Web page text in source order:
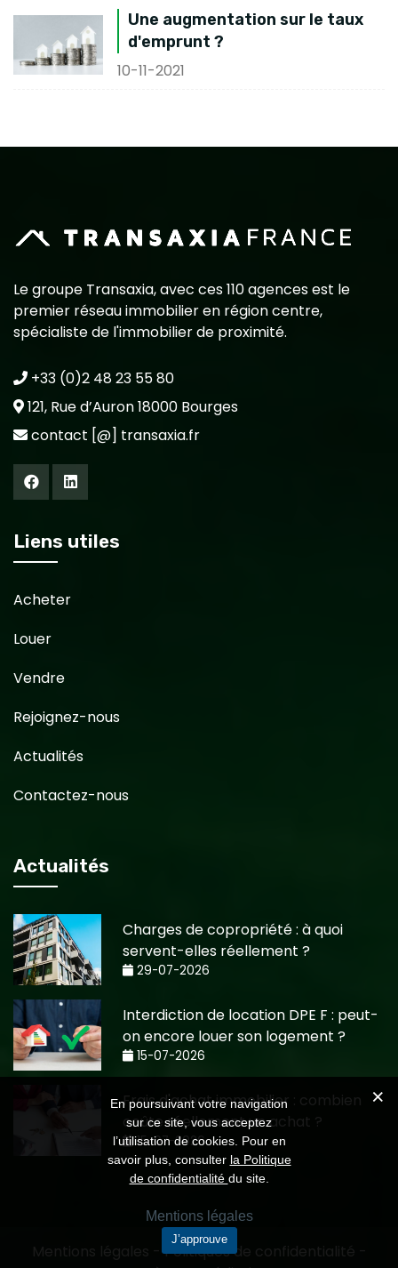
Une augmentation sur le taux
d'emprunt ?
10-11-2021
Le groupe Transaxia, avec ces 110 agences est le
premier réseau immobilier en région centre,
spécialiste de l'immobilier de proximité.
+33 (0)2 48 23 55 80
121, Rue d’Auron 18000 Bourges
contact [@] transaxia.fr
Liens utiles
Acheter
Louer
Vendre
Rejoignez-nous
Actualités
Contactez-nous
Actualités
Charges de copropriété : à quoi
servent-elles réellement ?
29-07-2026
Interdiction de location DPE F : peut-
on encore louer son logement ?
15-07-2026
Frais d'achat immobilier : combien
coûte réellement un achat ?
15-07-2026
-Politiques de confidentialité
En poursuivant votre navigation
sur ce site, vous acceptez
l’utilisation de cookies. Pour en
savoir plus, consulter la Politique
de confidentialité du site.
Mentions légales
J’approuve